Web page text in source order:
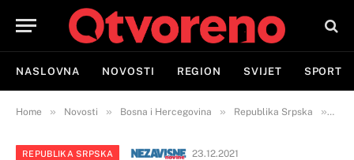
NASLOVNA NOVOSTI REGION SVIJET SPORT
Home » Novosti » Bosna i Hercegovina » Republika Srpska »
REPUBLIKA SRPSKA 23.12.2021